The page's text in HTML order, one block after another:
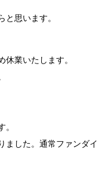
思います。
業いたします。
。
した。通常ファンダイ